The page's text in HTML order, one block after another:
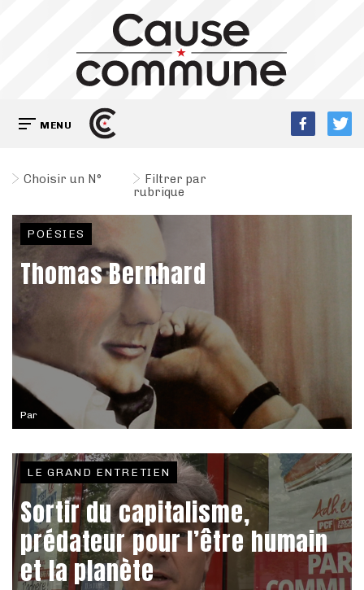
MENU
Choisir un N°
Filtrer par
rubrique
Par
POÉSIES
Thomas Bernhard
LE GRAND ENTRETIEN
Sortir du capitalisme,
prédateur pour l’être humain
et la planète